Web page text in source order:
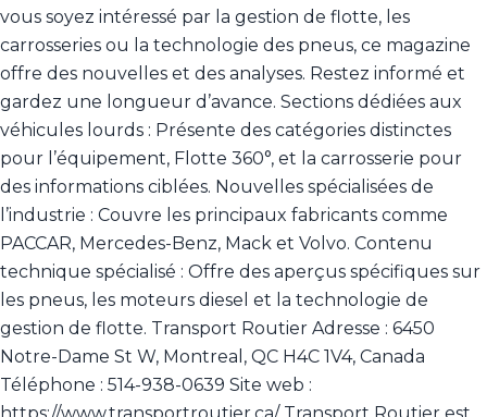
vous soyez intéressé par la gestion de flotte, les
carrosseries ou la technologie des pneus, ce magazine
offre des nouvelles et des analyses. Restez informé et
gardez une longueur d’avance. Sections dédiées aux
véhicules lourds : Présente des catégories distinctes
pour l’équipement, Flotte 360°, et la carrosserie pour
des informations ciblées. Nouvelles spécialisées de
l’industrie : Couvre les principaux fabricants comme
PACCAR, Mercedes-Benz, Mack et Volvo. Contenu
technique spécialisé : Offre des aperçus spécifiques sur
les pneus, les moteurs diesel et la technologie de
gestion de flotte. Transport Routier Adresse : 6450
Notre-Dame St W, Montreal, QC H4C 1V4, Canada
Téléphone : 514-938-0639 Site web :